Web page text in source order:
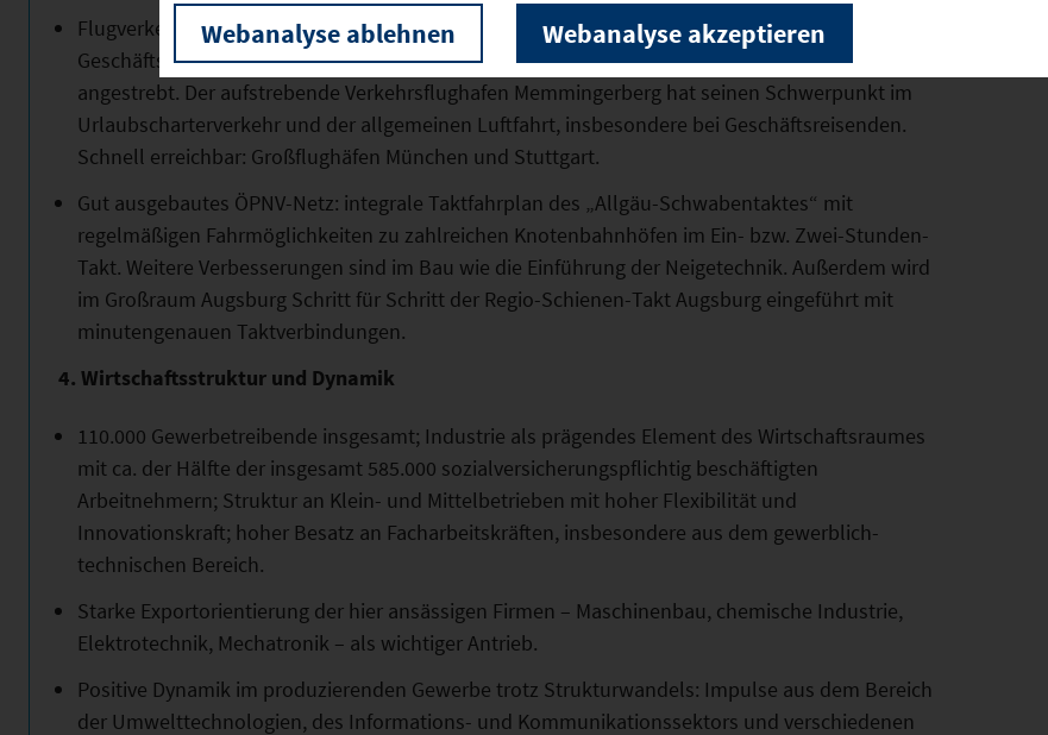
Flugverkehr: regionaler Verkehrslandeplatz Augsburg-Mühlhausen mit Instrumentenflugbetrieb.
Geschäftsreise- und Urlaubscharterverkehr werden abgewickelt, regionaler Linienverkehr
angestrebt. Der aufstrebende Verkehrsflughafen Memmingerberg hat seinen Schwerpunkt im
Urlaubscharterverkehr und der allgemeinen Luftfahrt, insbesondere bei Geschäftsreisenden.
Schnell erreichbar: Großflughäfen München und Stuttgart.
Gut ausgebautes ÖPNV-Netz: integrale Taktfahrplan des „Allgäu-Schwabentaktes“ mit
regelmäßigen Fahrmöglichkeiten zu zahlreichen Knotenbahnhöfen im Ein- bzw. Zwei-Stunden-
Takt. Weitere Verbesserungen sind im Bau wie die Einführung der Neigetechnik. Außerdem wird
im Großraum Augsburg Schritt für Schritt der Regio-Schienen-Takt Augsburg eingeführt mit
minutengenauen Taktverbindungen.
4. Wirtschaftsstruktur und Dynamik
110.000 Gewerbetreibende insgesamt; Industrie als prägendes Element des Wirtschaftsraumes
mit ca. der Hälfte der insgesamt 585.000 sozialversicherungspflichtig beschäftigten
Arbeitnehmern; Struktur an Klein- und Mittelbetrieben mit hoher Flexibilität und
Innovationskraft; hoher Besatz an Facharbeitskräften, insbesondere aus dem gewerblich-
technischen Bereich.
Starke Exportorientierung der hier ansässigen Firmen – Maschinenbau, chemische Industrie,
Elektrotechnik, Mechatronik – als wichtiger Antrieb.
Positive Dynamik im produzierenden Gewerbe trotz Strukturwandels: Impulse aus dem Bereich
der Umwelttechnologien, des Informations- und Kommunikationssektors und verschiedenen
Webanalyse ablehnen Webanalyse akzeptieren